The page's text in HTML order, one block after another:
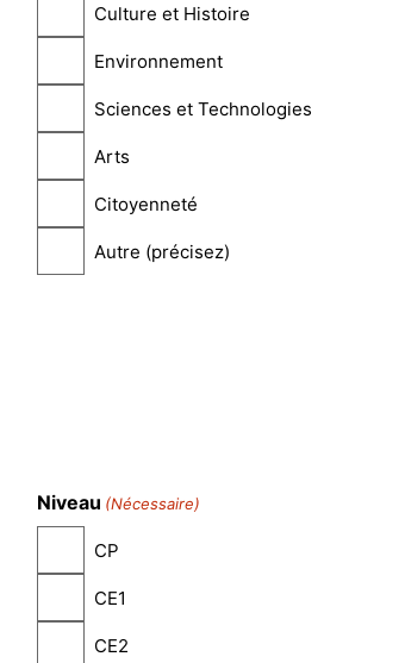
Culture et Histoire
Environnement
Sciences et Technologies
Arts
Citoyenneté
Autre (précisez)
Niveau (Nécessaire)
CP
CE1
CE2